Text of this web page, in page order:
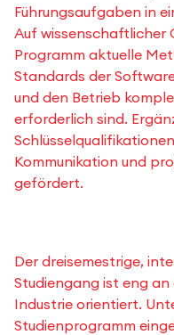
Führungsaufgaben in
Auf wissenschaftlicher
Programm aktuelle
Standards der
und den Betrieb
erforderlich sind.
Kommunikation und
gefördert.
Der dreisemestrige,
Studiengang ist eng
Industrie orientiert.
Studienprogramm